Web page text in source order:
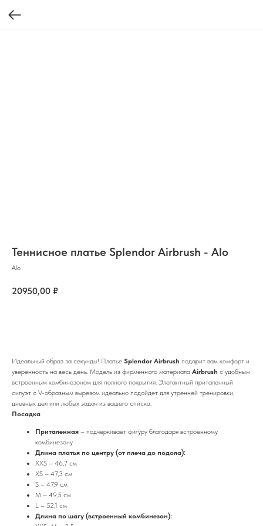
Теннисное платье Splendor Airbrush - Alo
Alo
20950,00 ₽
Идеальный образ за секунды! Платье Splendor Airbrush подарит вам комфорт и
уверенность на весь день. Модель из фирменного материала Airbrush с удобным
встроенным комбинезоном для полного покрытия. Элегантный приталенный
силуэт с V-образным вырезом идеально подойдет для утренней тренировки,
дневных дел или любых задач из вашего списка.
Посадка
Приталенная – подчеркивает фигуру благодаря встроенному
комбинезону
Длина платья по центру (от плеча до подола):
XXS – 46,7 см
XS – 47,3 см
S – 47,9 см
M – 49,5 см
L – 52,1 см
Длина по шагу (встроенный комбинезон):